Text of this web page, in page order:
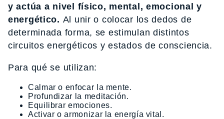
y actúa a nivel físico, mental, emocional y
energético. Al unir o colocar los dedos de
determinada forma, se estimulan distintos
circuitos energéticos y estados de consciencia.
Para qué se utilizan:
Calmar o enfocar la mente.
Profundizar la meditación.
Equilibrar emociones.
Activar o armonizar la energía vital.